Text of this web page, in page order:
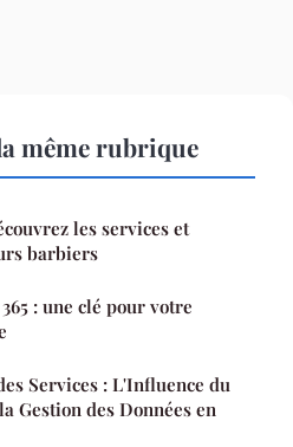
même rubrique
les services et
barbiers
: une clé pour votre
Services : L'Influence du
Gestion des Données en